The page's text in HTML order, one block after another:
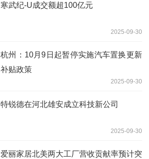
寒武纪-U成交额超100亿元
2025-09-30
杭州：10月9日起暂停实施汽车置换更新
补贴政策
2025-09-30
特锐德在河北雄安成立科技新公司
2025-09-30
爱丽家居北美两大工厂营收贡献率预计突